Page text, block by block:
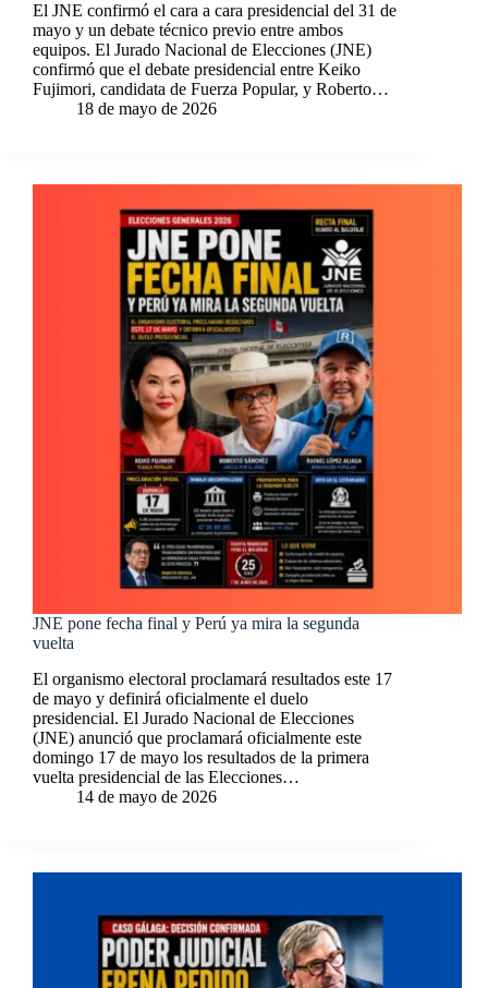
El JNE confirmó el cara a cara presidencial del 31 de
mayo y un debate técnico previo entre ambos
equipos. El Jurado Nacional de Elecciones (JNE)
confirmó que el debate presidencial entre Keiko
Fujimori, candidata de Fuerza Popular, y Roberto…
18 de mayo de 2026
JNE pone fecha final y Perú ya mira la segunda
vuelta
El organismo electoral proclamará resultados este 17
de mayo y definirá oficialmente el duelo
presidencial. El Jurado Nacional de Elecciones
(JNE) anunció que proclamará oficialmente este
domingo 17 de mayo los resultados de la primera
vuelta presidencial de las Elecciones…
14 de mayo de 2026